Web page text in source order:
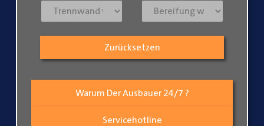
Warum Der Ausbauer 24/7 ?
Servicehotline
Zurücksetzen